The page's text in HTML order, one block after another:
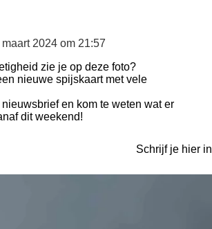
2024 om 21:57
zie je op deze foto?
nieuwe spijskaart met vele
en kom te weten wat er
dit weekend!
Schrijf je hier in